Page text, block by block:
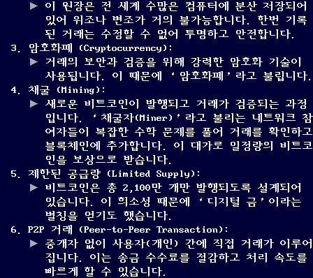
이 원장은 전 세계 수많은 컴퓨터에 분산 저장되어
있어 위조나 변조가 거의 불가능합니다. 한번 기록
된 거래는 수정할 수 없어 투명하고 안전합니다.
암호화폐 (Cryptocurrency):
거래의 보안과 검증을 위해 강력한 암호화 기술이
사용됩니다. 이 때문에 ‘암호화폐’라고 불립니다.
채굴 (Mining):
새로운 비트코인이 발행되고 거래가 검증되는 과정
입니다. ‘채굴자(Miner)’라고 불리는 네트워크 참
여자들이 복잡한 수학 문제를 풀어 거래를 확인하고
블록체인에 추가합니다. 이 대가로 일정량의 비트코
인을 보상으로 받습니다.
제한된 공급량 (Limited Supply):
비트코인은 총 2,100만 개만 발행되도록 설계되어
있습니다. 이 희소성 때문에 ‘디지털 금’이라는
별칭을 얻기도 했습니다.
P2P 거래 (Peer-to-Peer Transaction):
중개자 없이 사용자(개인) 간에 직접 거래가 이루어
집니다. 이는 송금 수수료를 절감하고 처리 속도를
빠르게 할 수 있습니다.